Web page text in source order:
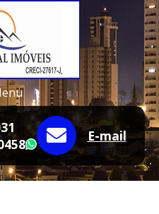
WhatsApp
E-mail